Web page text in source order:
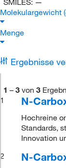
SMILES: —
Molekulargewicht
Menge
Ergebnisse
1 – 3 von 3
1
N-
Hochreine
Standards,
Innovation
2
N-